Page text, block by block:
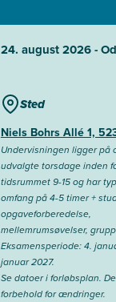
24.
Sted
Niels Bohrs Allé 1,
Undervisningen ligger på
udvalgte torsdage inden
tidsrummet 9-15 og har
omfang på 4-5 timer +
opgaveforberedelse,
mellemrumsøvelser,
Eksamensperiode: 4.
januar 2027.
Se datoer i forløbsplan.
forbehold for ændringer.